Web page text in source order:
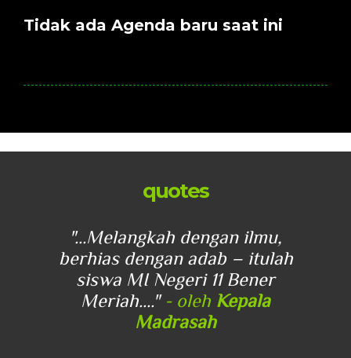
Tidak ada Agenda baru saat ini
quotes
"...Melangkah dengan ilmu,
berhias dengan adab – itulah
siswa MI Negeri 11 Bener
Meriah...." - oleh Kepala
Madrasah